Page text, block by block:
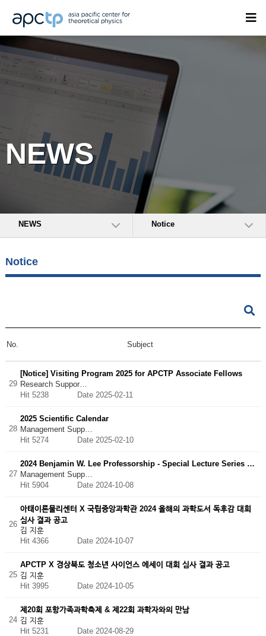
NEWS
NEWS Notice
Notice
No. Subject
29
[Notice] Visiting Program 2025 for APCTP Associate Fellows
Research Suppor…
Hit 5238 Date 2025-02-11
28
2025 Scientific Calendar
Management Supp…
Hit 5274 Date 2025-02-10
27
2024 Benjamin W. Lee Professorship - Special Lecture Series …
Management Supp…
Hit 5904 Date 2024-10-08
26
아태이론물리센터 X 국립중앙과학관 2024 올해의 과학도서 독후감 대회
심사 결과 공고
김 지훈
Hit 4366
Date 2024-10-07
25
APCTP X 경상북도 청소년 사이언스 에세이 대회 심사 결과 공고
김 지훈
Hit 3995 Date 2024-10-05
24
제20회 포항가족과학축제 & 제22회 과학자와의 만남
김 지훈
Hit 5231 Date 2024-08-29